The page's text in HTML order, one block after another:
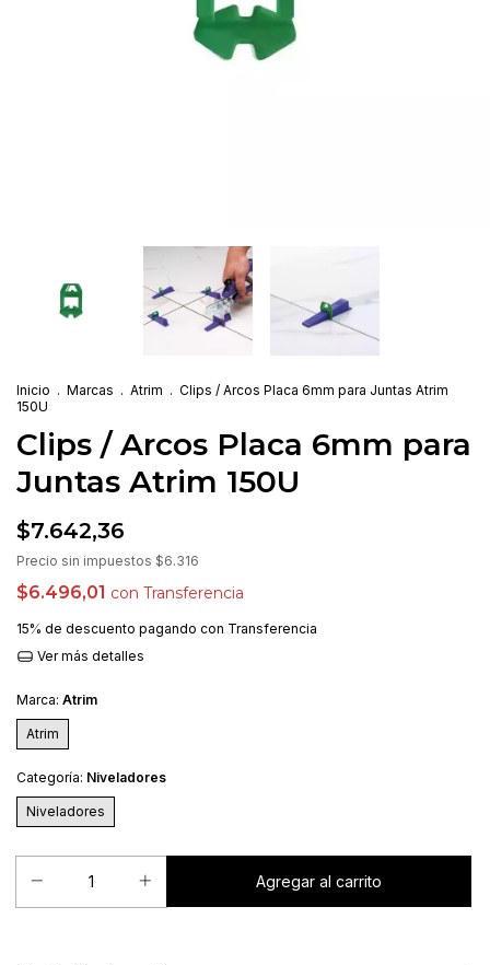
Inicio . Marcas . Atrim . Clips / Arcos Placa 6mm para Juntas Atrim
150U
Clips / Arcos Placa 6mm para
Juntas Atrim 150U
$7.642,36
Precio sin impuestos $6.316
$6.496,01 con Transferencia
15% de descuento pagando con Transferencia
Ver más detalles
Marca: Atrim
Atrim
Categoría: Niveladores
Niveladores